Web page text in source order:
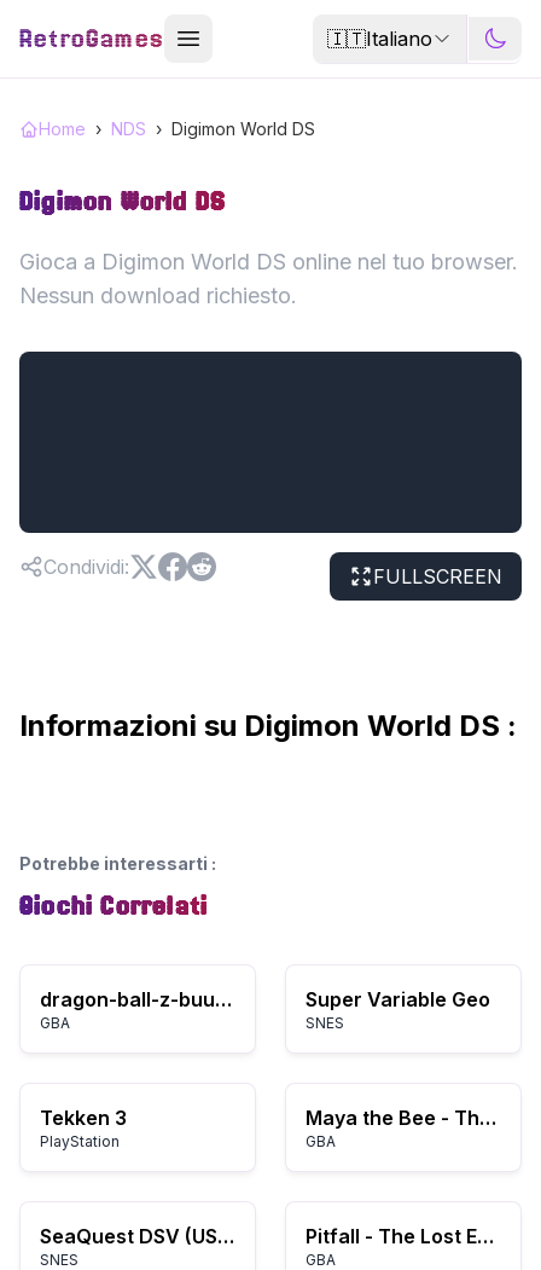
RetroGames 🇮🇹Italiano
Home › NDS › Digimon World DS
Digimon World DS
Gioca a Digimon World DS online nel tuo browser.
Nessun download richiesto.
Condividi: FULLSCREEN
Informazioni su Digimon World DS :
Potrebbe interessarti :
Giochi Correlati
dragon-ball-z-buus-fury
GBA
Super Variable Geo
SNES
Tekken 3
PlayStation
Maya the Bee - The Great Adventure (E)(Venom)
GBA
SeaQuest DSV (USA)
SNES
Pitfall - The Lost Expedition (E)(Menace)
GBA